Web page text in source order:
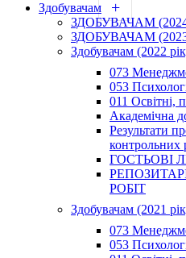
Здобувачам
ЗДОБУВАЧАМ
ЗДОБУВАЧАМ
Здобувачам (2022
073
053
011 Освітні,
Академічна
Результати
контрольних
ГОСТЬОВІ
РОБІТ
Здобувачам (2021
073
053